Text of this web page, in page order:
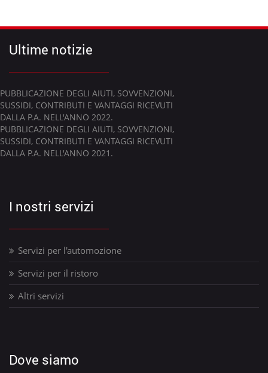
Ultime notizie
PUBBLICAZIONE DEGLI AIUTI, SOVVENZIONI,
SUSSIDI, CONTRIBUTI E VANTAGGI RICEVUTI
DALLA P.A. NELL'ANNO 2022.
PUBBLICAZIONE DEGLI AIUTI, SOVVENZIONI,
SUSSIDI, CONTRIBUTI E VANTAGGI RICEVUTI
DALLA P.A. NELL'ANNO 2021.
I nostri servizi
Servizi per l'automozione
Servizi per il ristoro
Altri servizi
Dove siamo